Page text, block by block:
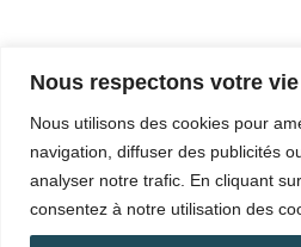
Nous respectons votre
Nous utilisons des cookies pour
navigation, diffuser des publicités
analyser notre trafic. En cliquant
consentez à notre utilisation des